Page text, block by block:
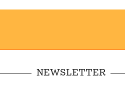
NEWSLETTER